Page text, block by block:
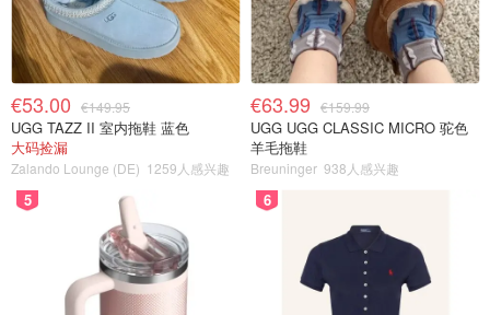
€53.00 €149.95
UGG TAZZ II 室内拖鞋 蓝色
大码捡漏
Zalando Lounge (DE) 1259人感兴趣
€63.99 €159.99
UGG UGG CLASSIC MICRO 驼色
羊毛拖鞋
Breuninger 938人感兴趣
5 6